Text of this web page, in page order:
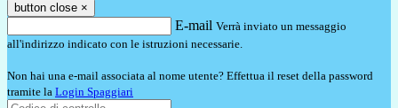
button close ×
E-mail Verrà inviato un messaggio
all'indirizzo indicato con le istruzioni necessarie.
Non hai una e-mail associata al nome utente? Effettua il reset della password
tramite la Login Spaggiari